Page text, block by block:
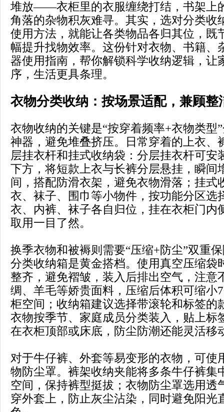
堆放——衣柜里的衣服缠绕打结，书架上
角落的杂物积灰难寻。其实，选对分类收
使用方法，就能让各类物品各归其位，既
幅提升找物效率。这份针对衣物、书籍、
器使用指南，帮你解锁科学收纳逻辑，让
序，生活更具条理。
衣物分类收纳：按场景适配，兼顾整
衣物收纳的关键是“按穿着频率+衣物类型
神器，避免堆叠挤压。日常穿着的上衣、
层挂衣杆和挂式收纳袋：分层挂衣杆可安
下方，将短款上衣与长裤分层悬挂，瞬间
间，搭配防滑衣架，避免衣物滑落；挂式
衣、袜子、围巾等小物件，按功能分区选
衣、内裤、袜子各自归位，挂在衣柜门内
取用一目了然。
换季衣物和被褥则需要“压缩+防尘”双重
分类收纳箱是黄金搭档。使用真空压缩袋
整齐，避免褶皱，装入后排出空气，注意
绸、羊毛等娇贵面料，压缩后体积可缩小
柜空间；收纳箱建议选择带滚轮和标签的
衣物按季节、家庭成员分类装入，贴上标
在衣柜顶部或床底，防尘防潮还能灵活移
对于牛仔裤、外套等易变形的衣物，可使
物防尘罩。裤架收纳夹能将多条牛仔裤集
空间，保持裤型挺拔；衣物防尘罩选用透
穿外套上，防止灰尘沾染，同时避免阳光